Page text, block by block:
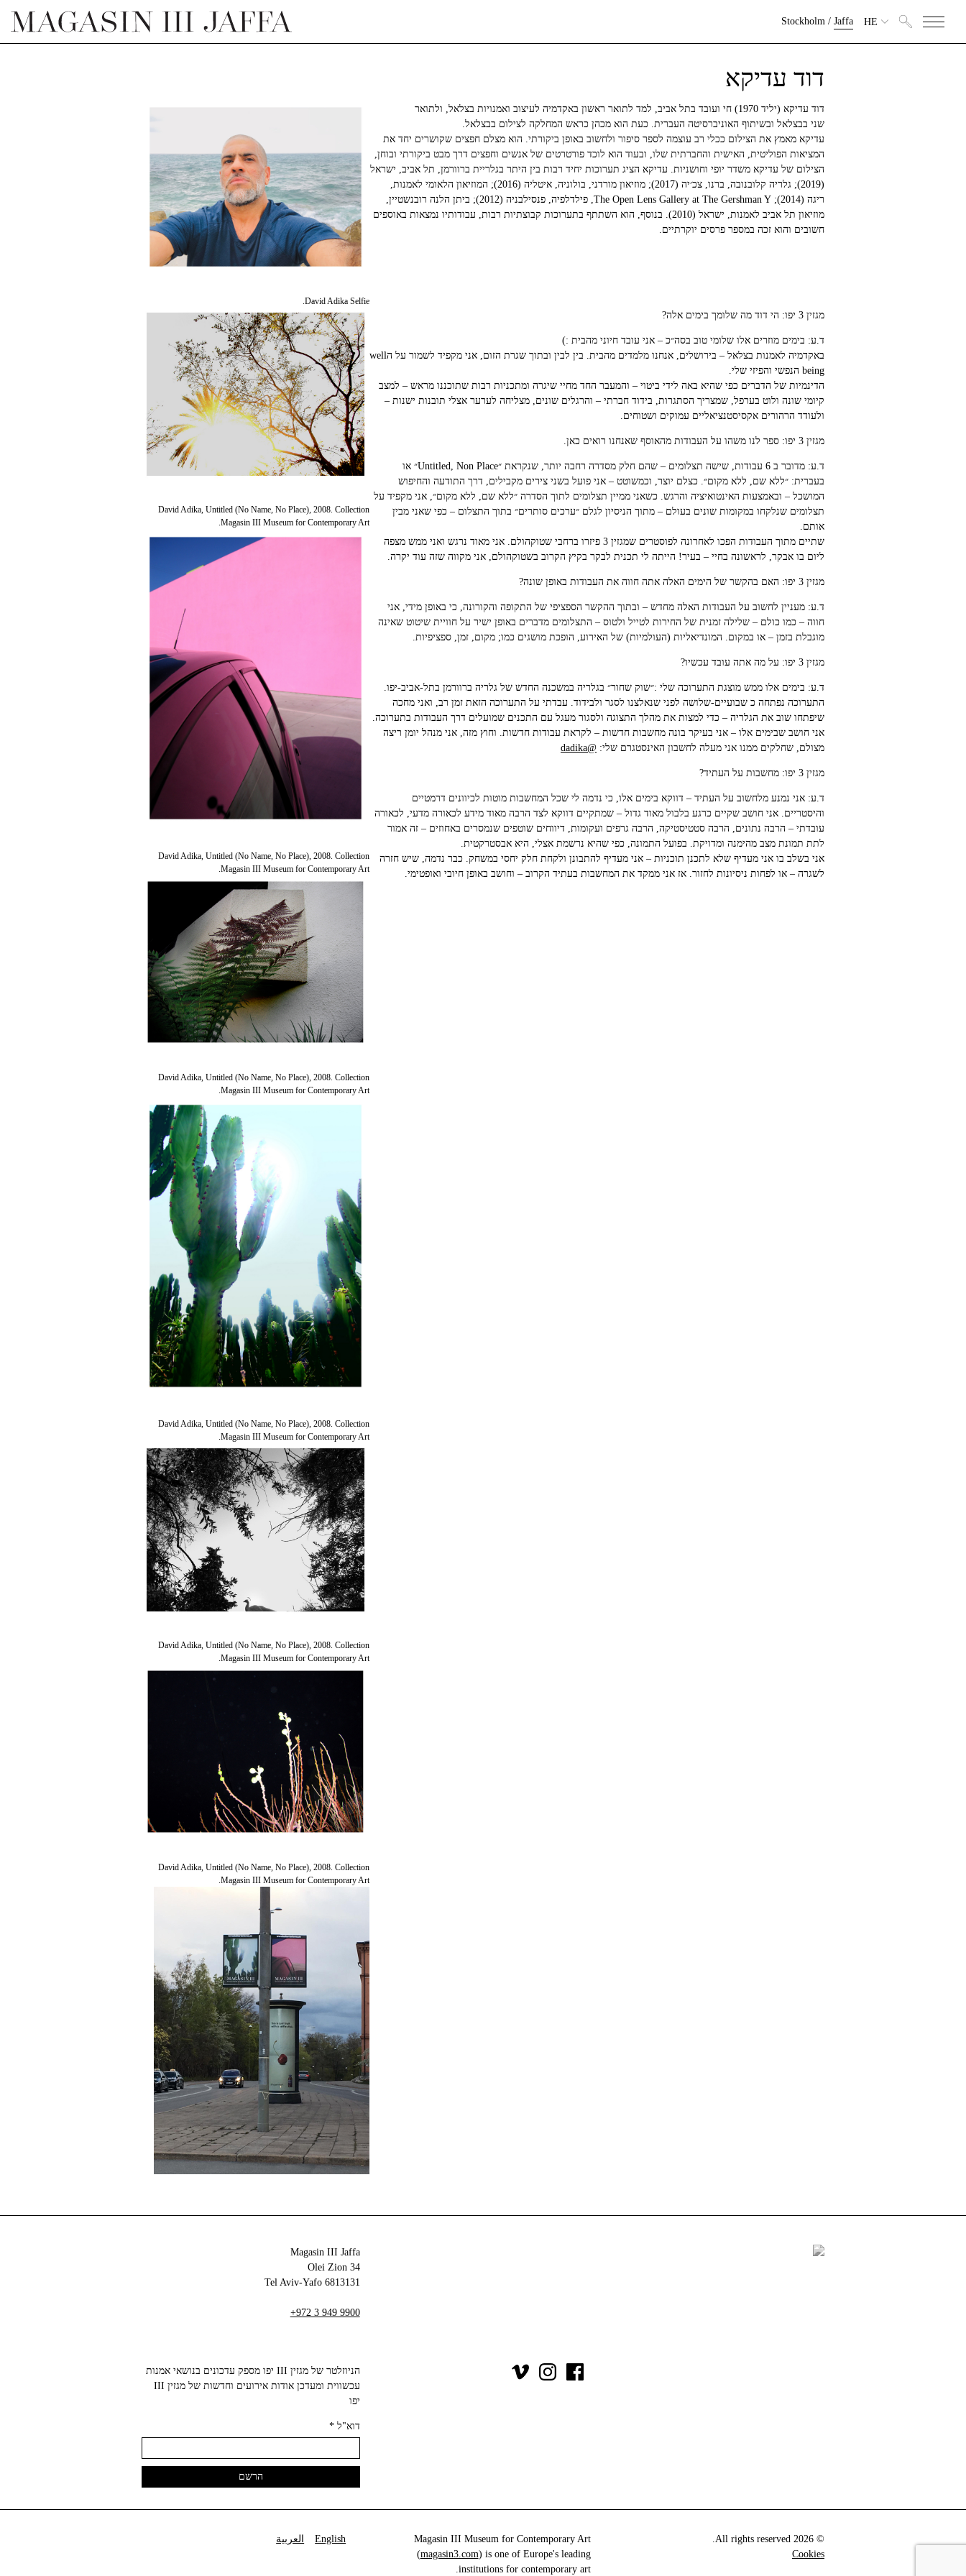
Stockholm/ Jaffa HE
דוד עדיקא
דוד עדיקא (יליד 1970) חי ועובד בתל אביב, למד לתואר ראשון באקדמיה לעיצוב ואמנויות בצלאל, ולתואר
שני בבצלאל ובשיתוף האוניברסיטה העברית. כעת הוא מכהן כראש המחלקה לצילום בבצלאל.
עדיקא מאמץ את הצילום ככלי רב עוצמה לספר סיפור ולחשוב באופן ביקורתי. הוא מצלם חפצים שקושרים יחד את
המציאות הפוליטית, האישית והחברתית שלו, ובעוד הוא לוכד פורטרטים של אנשים וחפצים דרך מבט ביקורתי ובוחן,
הצילום של עדיקא משדר יופי וחושניות. עדיקא הציג תערוכות יחיד רבות בין היתר בגלריית ברוורמן, תל אביב, ישראל
(2019); גלריה קלובנובה, ברנו, צכ׳יה (2017); מוזיאון מורדני, בולוניה, איטליה (2016); המוזיאון הלאומי לאמנות,
ריגה (2014); The Open Lens Gallery at The Gershman Y, פילדלפיה, פנסילבניה (2012); ביתן הלנה רובנשטיין,
מוזיאון תל אביב לאמנות, ישראל (2010). בנוסף, הוא השתתף בתערוכות קבוצתיות רבות, עבודותיו נמצאות באוספים
חשובים והוא זכה במספר פרסים יוקרתיים.
David Adika Selfie.
מגזין 3 יפו: הי דוד מה שלומך בימים אלה?
ד.ע: בימים מוזרים אלו שלומי טוב בסה״כ – אני עובד חיוני מהבית :)
באקדמיה לאמנות בצלאל – בירושלים, אנחנו מלמדים מהבית. בין לבין ובתוך שגרת הזום, אני מקפיד לשמור על הwell
being הנפשי והפיזי שלי.
הדינמיות של הדברים כפי שהיא באה לידי ביטוי – והמעבר החד מחיי שיגרה ומתכניות רבות שתוכננו מראש – למצב
קיומי שונה ולוט בערפל, שמצריך הסתגרות, בידוד חברתי – והרגלים שונים, מצליחה לערער אצלי תובנות ישנות –
ולעודד הרהורים אקסיסטנציאליים עמוקים ושטוחים.
מגזין 3 יפו: ספר לנו משהו על העבודות מהאוסף שאנחנו רואים כאן.
ד.ע: מדובר ב 6 עבודות, שישה תצלומים – שהם חלק מסדרה רחבה יותר, שנקראת ״Untitled, Non Place״ או
בעברית: ״ללא שם, ללא מקום״. כצלם יוצר, וכמשוטט – אני פועל בשני צירים מקבילים, דרך התודעה והחיפוש
המושכל – ובאמצעות האינטואיציה והרגש. כשאני ממיין תצלומים לתוך הסדרה ״ללא שם, ללא מקום״, אני מקפיד על
תצלומים שנלקחו במקומות שונים בעולם – מתוך הניסיון לגלם ״ערכים סותרים״ בתוך התצלום – כפי שאני מבין
אותם.
שתיים מתוך העבודות הפכו לאחרונה לפוסטרים שמגזין 3 פיזרו ברחבי שטוקהולם. אני מאוד נרגש ואני ממש מצפה
ליום בו אבקר, לראשונה בחיי – בעיר! הייתה לי תכנית לבקר בקיץ הקרוב בשטוקהולם, אני מקווה שזה עוד יקרה.
מגזין 3 יפו: האם בהקשר של הימים האלה אתה חווה את העבודות באופן שונה?
ד.ע: מעניין לחשוב על העבודות האלה מחדש – ובתוך ההקשר הספציפי של התקופה והקורונה, כי באופן מידי, אני
חווה – כמו כולם – שלילה זמנית של החירות לטייל ולטוס – התצלומים מדברים באופן ישיר על חוויית שיטוט שאינה
מוגבלת בזמן – או במקום. המונדיאליות (העולמיות) של האירוע, הופכת מושגים כמו; מקום, זמן, ספציפיות.
מגזין 3 יפו: על מה אתה עובד עכשיו?
ד.ע: בימים אלו ממש מוצגת התערוכה שלי :״שוק שחור״ בגלריה במשכנה החדש של גלריה ברוורמן בתל-אביב-יפו.
התערוכה נפתחה כ שבועיים-שלושה לפני שנאלצנו לסגר ולבידוד. עבדתי על התערוכה הזאת זמן רב, ואני מחכה
שיפתחו שוב את הגלריה – כדי למצות את מהלך התצוגה ולסגור מעגל עם התכנים שמועלים דרך העבודות בתערוכה.
אני חושב שבימים אלו – אני בעיקר בונה מחשבות חדשות – לקראת עבודות חדשות. וחוץ מזה, אני מנהל יומן ריצה
מצולם, שחלקים ממנו אני מעלה לחשבון האינסטגרם שלי: @dadika
מגזין 3 יפו: מחשבות על העתיד?
ד.ע: אני נמנע מלחשוב על העתיד – דווקא בימים אלו, כי נדמה לי שכל המחשבות מוטות לכיוונים דרמטיים
והיסטריים. אני חושב שקיים כרגע בלבול מאוד גדול – שמתקיים דווקא לצד הרבה מאוד מידע לכאורה מדעי, לכאורה
עובדתי – הרבה נתונים, הרבה סטטיסטיקה, הרבה גרפים ועקומות, דיווחים שוטפים שנמסרים באחוזים – זה אמור
לתת תמונת מצב מהימנה ומדויקת. בפועל התמונה, כפי שהיא נרשמת אצלי, היא אבסטרקטית.
אני בשלב בו אני מעדיף שלא לתכנן תוכניות – אני מעדיף להתבונן ולקחת חלק יחסי במשחק. כבר נדמה, שיש חזרה
לשגרה – או לפחות ניסיונות לחזור. אז אני ממקד את המחשבות בעתיד הקרוב – וחושב באופן חיובי ואופטימי.
David Adika, Untitled (No Name, No Place), 2008. Collection
Magasin III Museum for Contemporary Art.
David Adika, Untitled (No Name, No Place), 2008. Collection
Magasin III Museum for Contemporary Art.
David Adika, Untitled (No Name, No Place), 2008. Collection
Magasin III Museum for Contemporary Art.
David Adika, Untitled (No Name, No Place), 2008. Collection
Magasin III Museum for Contemporary Art.
David Adika, Untitled (No Name, No Place), 2008. Collection
Magasin III Museum for Contemporary Art.
David Adika, Untitled (No Name, No Place), 2008. Collection
Magasin III Museum for Contemporary Art.
Magasin III Jaffa
34 Olei Zion
6813131 Tel Aviv-Yafo
+972 3 949 9900
הניוזלטר של מגזין III יפו מספק עדכונים בנושאי אמנות
עכשווית ומעדכן אודות אירועים וחדשות של מגזין III
יפו‬
דוא"ל*
English العربية
Magasin III Museum for Contemporary Art
(magasin3.com) is one of Europe's leading
institutions for contemporary art.
© 2026 All rights reserved.
Cookies